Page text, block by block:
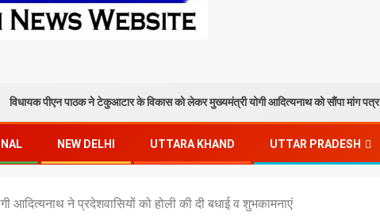
विधायक पीएन पाठक ने टेकुआटार के विकास को लेकर मुख्यमंत्री योगी आदित्यनाथ को सौंपा मांग पत्र
NEW DELHI UTTARA KHAND UTTAR PRADESH
आदित्यनाथ ने प्रदेशवासियों को होली की दी बधाई व शुभकामनाएं